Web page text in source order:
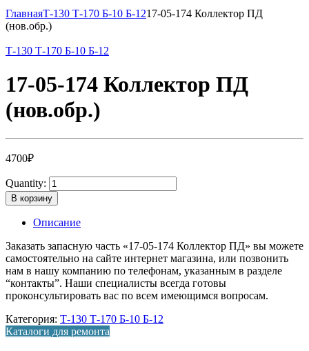
ГлавнаяТ-130 Т-170 Б-10 Б-1217-05-174 Коллектор ПД
(нов.обр.)
Т-130 Т-170 Б-10 Б-12
17-05-174 Коллектор ПД
(нов.обр.)
4700₽
Quantity:
В корзину
Описание
Заказать запасную часть «17-05-174 Коллектор ПД» вы можете
самостоятельно на сайте интернет магазина, или позвонить
нам в нашу компанию по телефонам, указанным в разделе
“контакты”. Наши специалисты всегда готовы
проконсультировать вас по всем имеющимся вопросам.
Категория: Т-130 Т-170 Б-10 Б-12
Каталоги для ремонта